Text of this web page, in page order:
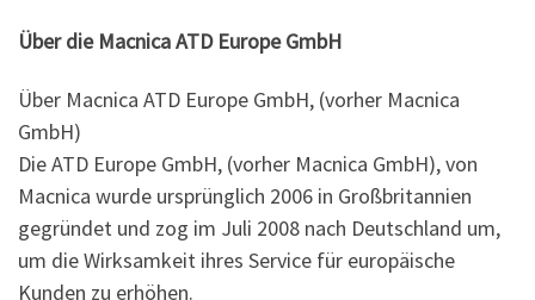
Über die Macnica ATD Europe GmbH
Über Macnica ATD Europe GmbH, (vorher Macnica
GmbH)
Die ATD Europe GmbH, (vorher Macnica GmbH), von
Macnica wurde ursprünglich 2006 in Großbritannien
gegründet und zog im Juli 2008 nach Deutschland um,
um die Wirksamkeit ihres Service für europäische
Kunden zu erhöhen.